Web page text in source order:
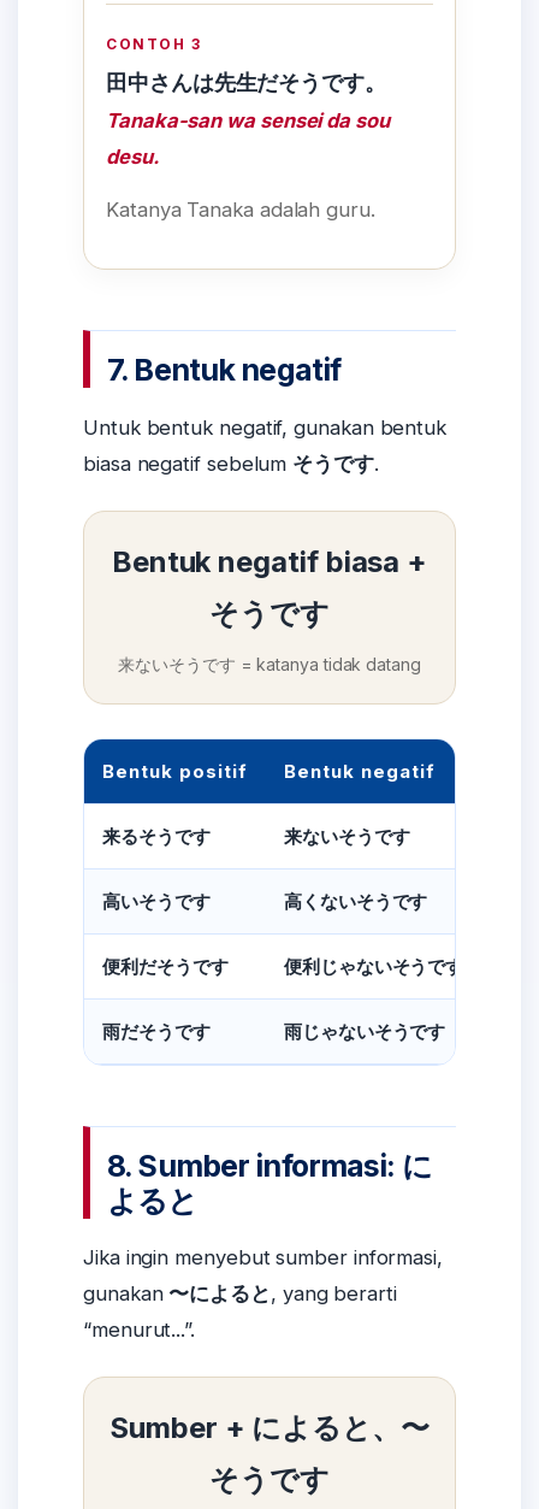
CONTOH 3
田中さんは先生だそうです。
Tanaka-san wa sensei da sou
desu.
Katanya Tanaka adalah guru.
7. Bentuk negatif
Untuk bentuk negatif, gunakan bentuk
biasa negatif sebelum そうです.
Bentuk negatif biasa +
そうです
来ないそうです = katanya tidak datang
Bentuk positif Bentuk negatif
来るそうです 来ないそうです
高いそうです 高くないそうです
便利だそうです 便利じゃないそうです
雨だそうです 雨じゃないそうです
8. Sumber informasi: に
よると
Jika ingin menyebut sumber informasi,
gunakan 〜によると , yang berarti
“menurut...”.
Sumber + によると、〜
そうです